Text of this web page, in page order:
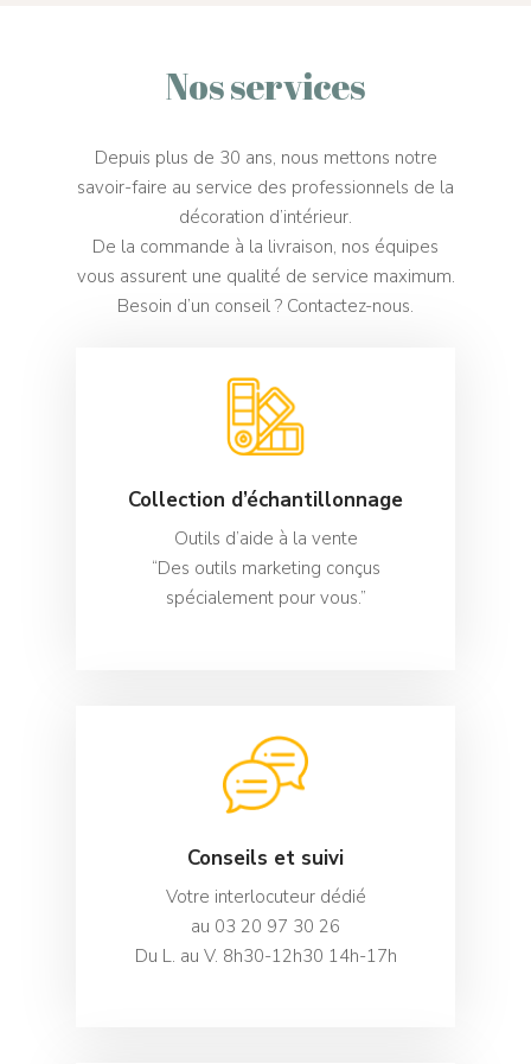
Nos services
Depuis plus de 30 ans, nous mettons notre
savoir-faire au service des professionnels de la
décoration d’intérieur.
De la commande à la livraison, nos équipes
vous assurent une qualité de service maximum.
Besoin d’un conseil ? Contactez-nous.
Collection d’échantillonnage
Outils d’aide à la vente
“Des outils marketing conçus
spécialement pour vous.”
Conseils et suivi
Votre interlocuteur dédié
au 03 20 97 30 26
Du L. au V. 8h30-12h30 14h-17h